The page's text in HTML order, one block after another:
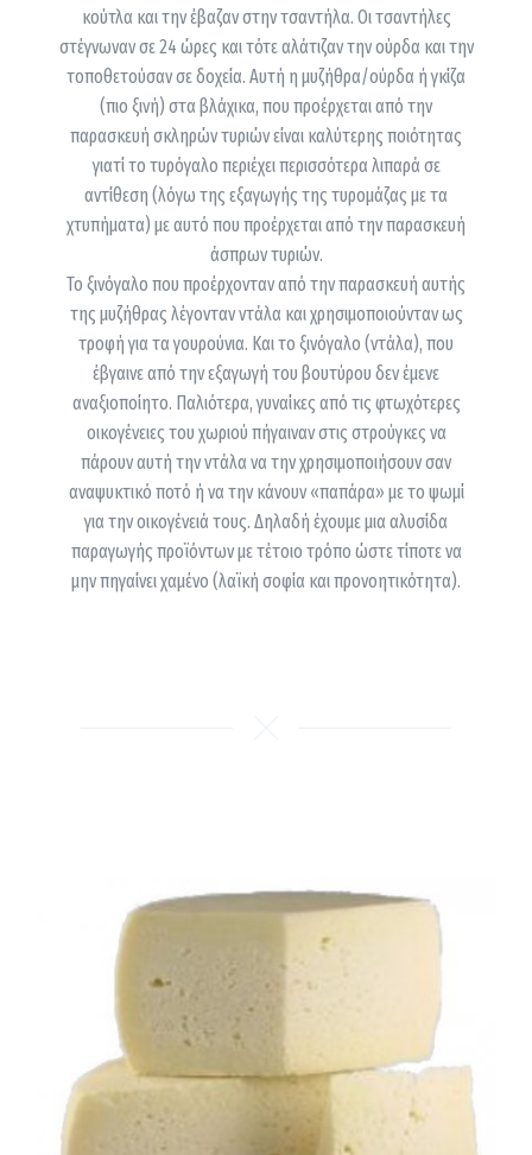
κούτλα και την έβαζαν στην τσαντήλα. Οι τσαντήλες
στέγνωναν σε 24 ώρες και τότε αλάτιζαν την ούρδα και την
τοποθετούσαν σε δοχεία. Αυτή η μυζήθρα/ούρδα ή γκίζα
(πιο ξινή) στα βλάχικα, που προέρχεται από την
παρασκευή σκληρών τυριών είναι καλύτερης ποιότητας
γιατί το τυρόγαλο περιέχει περισσότερα λιπαρά σε
αντίθεση (λόγω της εξαγωγής της τυρομάζας με τα
χτυπήματα) με αυτό που προέρχεται από την παρασκευή
άσπρων τυριών.
Το ξινόγαλο που προέρχονταν από την παρασκευή αυτής
της μυζήθρας λέγονταν ντάλα και χρησιμοποιούνταν ως
τροφή για τα γουρούνια. Και το ξινόγαλο (ντάλα), που
έβγαινε από την εξαγωγή του βουτύρου δεν έμενε
αναξιοποίητο. Παλιότερα, γυναίκες από τις φτωχότερες
οικογένειες του χωριού πήγαιναν στις στρούγκες να
πάρουν αυτή την ντάλα να την χρησιμοποιήσουν σαν
αναψυκτικό ποτό ή να την κάνουν «παπάρα» με το ψωμί
για την οικογένειά τους. Δηλαδή έχουμε μια αλυσίδα
παραγωγής προϊόντων με τέτοιο τρόπο ώστε τίποτε να
μην πηγαίνει χαμένο (λαϊκή σοφία και προνοητικότητα).